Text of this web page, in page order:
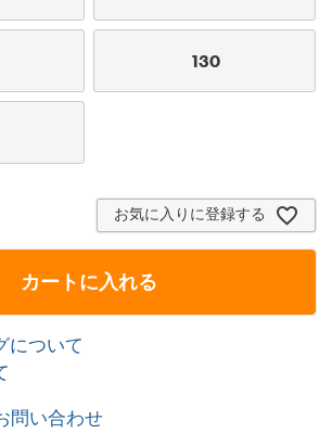
130
お気に入りに登録する
カートに入れる
について
問い合わせ